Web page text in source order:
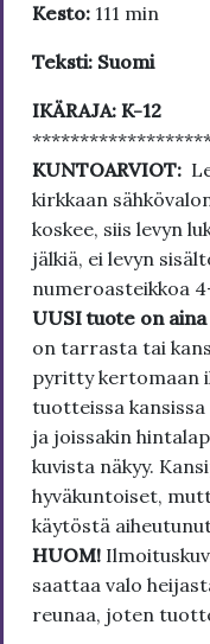
Kesto: 111 min
Teksti: Suomi
IKÄRAJA: K-12
KUNTOARVIOT:
kirkkaan
koskee, siis levyn
jälkiä, ei levyn
numeroasteikkoa
UUSI tuote on
on tarrasta tai
pyritty kertomaan
tuotteissa
ja joissakin
kuvista näkyy.
hyväkuntoiset,
käytöstä
HUOM!
saattaa valo
reunaa, joten